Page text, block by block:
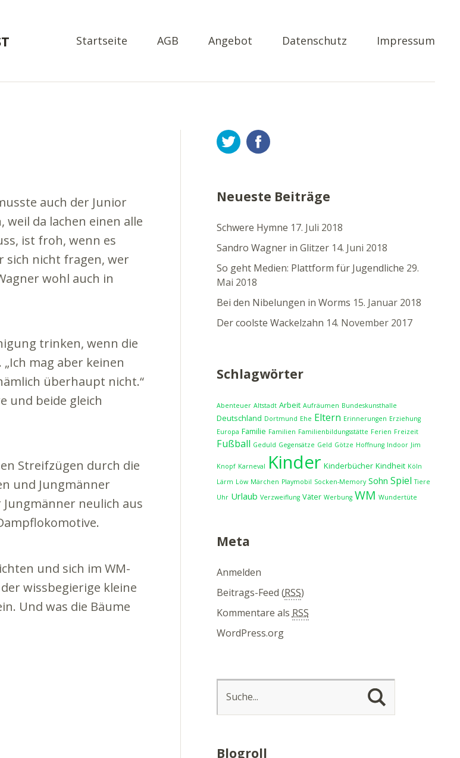
Startseite AGB Angebot Datenschutz Impressum
auch der Junior
weil da lachen einen alle
ist froh, wenn es
sich nicht fragen, wer
wohl auch in
trinken, wenn die
mag aber keinen
überhaupt nicht.“
und beide gleich
Streifzügen durch die
und Jungmänner
neulich aus
und sich im WM-
wissbegierige kleine
Und was die Bäume
TwitterFacebook
Neueste Beiträge
Schwere Hymne 17. Juli 2018
Sandro Wagner in Glitzer 14. Juni 2018
So geht Medien: Plattform für Jugendliche 29.
Mai 2018
Bei den Nibelungen in Worms 15. Januar 2018
Der coolste Wackelzahn 14. November 2017
Schlagwörter
Abenteuer Altstadt Arbeit Aufräumen Bundeskunsthalle
Deutschland Dortmund Ehe Eltern Erinnerungen Erziehung
Europa Familie Familien Familienbildungsstätte Ferien Freizeit
Fußball Geduld Gegensätze Geld Götze Hoffnung Indoor Jim
Knopf Karneval Kinder Kinderbücher Kindheit Köln
Lärm Löw Märchen Playmobil Socken-Memory Sohn Spiel Tiere
Uhr Urlaub Verzweiflung Väter Werbung WM Wundertüte
Meta
Anmelden
Beitrags-Feed (RSS)
Kommentare als RSS
WordPress.org
Blogroll